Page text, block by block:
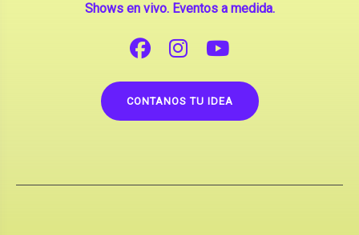
Shows en vivo. Eventos a medida.
CONTANOS TU IDEA